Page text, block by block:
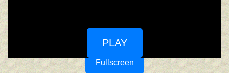
PLAY
Fullscreen